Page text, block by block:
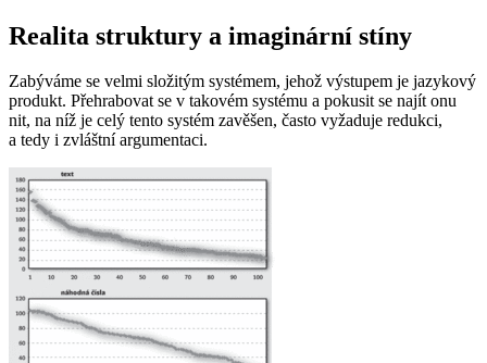
Realita struktury a imaginární stíny
Zabýváme se velmi složitým systémem, jehož výstupem je jazykový
produkt. Přehrabovat se v takovém systému a pokusit se najít onu
nit, na níž je celý tento systém zavěšen, často vyžaduje redukci,
a tedy i zvláštní argumentaci.